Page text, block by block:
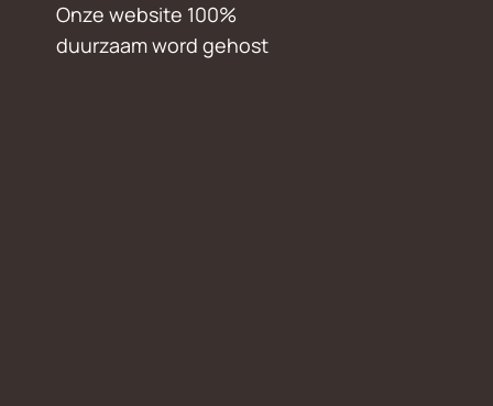
Onze website 100%
duurzaam word gehost